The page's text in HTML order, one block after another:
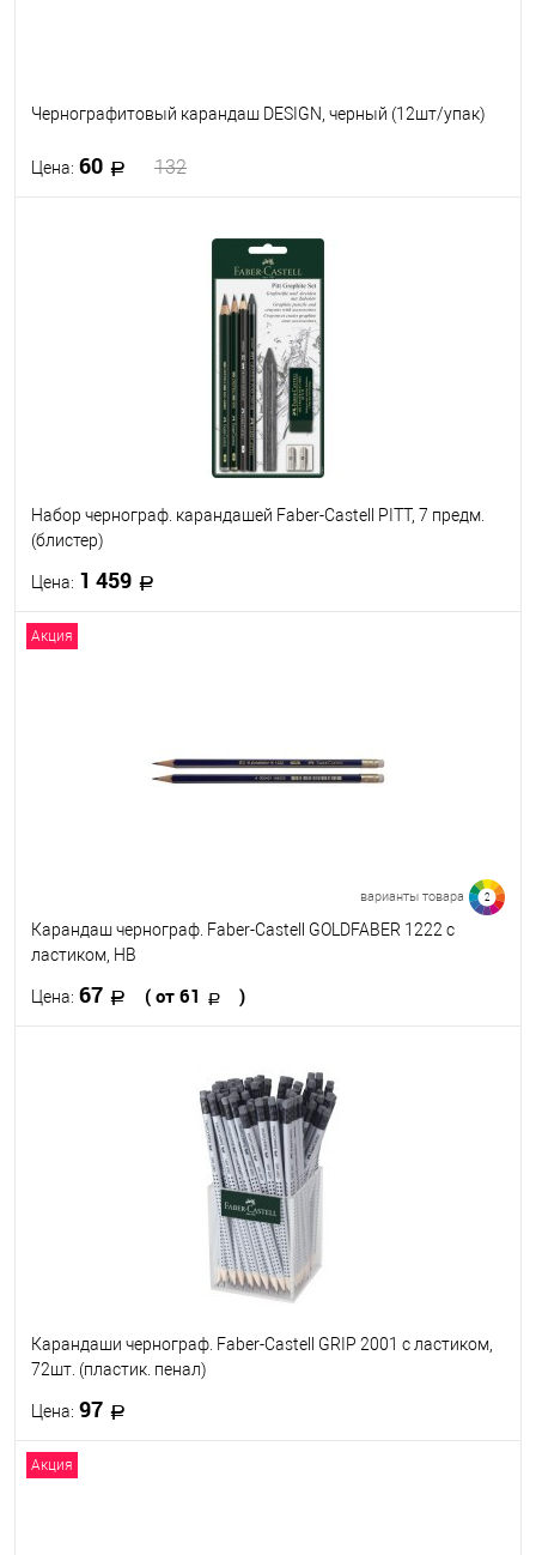
Чернографитовый карандаш DESIGN, черный (12шт/упак)
Цена: 60 132
В корзину
Набор чернограф. карандашей Faber-Castell PITT, 7 предм.
(блистер)
Цена: 1 459
Акция
варианты товара 2
Карандаш чернограф. Faber-Castell GOLDFABER 1222 с
ластиком, НВ
Цена: 67 ( от 61 )
В наличии
Карандаши чернограф. Faber-Castell GRIP 2001 с ластиком,
72шт. (пластик. пенал)
Цена: 97
Акция